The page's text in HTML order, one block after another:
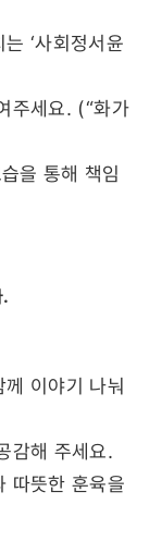
‘사회정서윤
주세요. (“화가
통해 책임
이야기 나눠
감해 주세요.
따뜻한 훈육을